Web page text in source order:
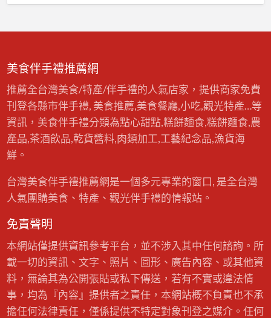
美食伴手禮推薦網
推薦全台灣美食/特產/伴手禮的人氣店家，提供商家免費
刊登各縣市伴手禮, 美食推薦,美食餐廳,小吃,觀光特產…等
資訊，美食伴手禮分類為點心甜點,糕餅麵食,糕餅麵食,農
產品,茶酒飲品,乾貨醬料,肉類加工,工藝紀念品,漁貨海
鮮。
台灣美食伴手禮推薦網是一個多元專業的窗口, 是全台灣
人氣團購美食、特產、觀光伴手禮的情報站。
免責聲明
本網站僅提供資訊參考平台，並不涉入其中任何諮詢。所
載一切的資訊、文字、照片、圖形、廣告內容、或其他資
料，無論其為公開張貼或私下傳送，若有不實或違法情
事，均為『內容』提供者之責任，本網站概不負責也不承
擔任何法律責任，僅係提供不特定對象刊登之媒介。任何